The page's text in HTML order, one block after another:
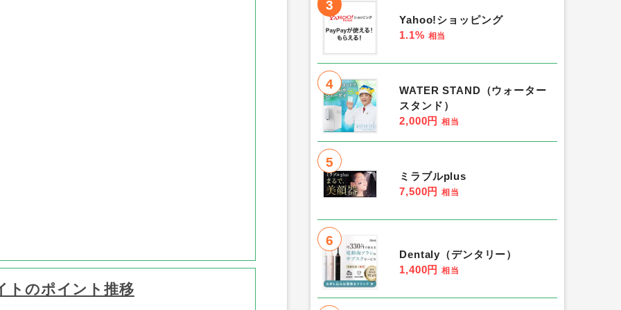
トのポイント推移
3
Yahoo!ショッピング
1.1% 相当
4
WATER STAND（ウォーター
スタンド）
2,000円 相当
5
ミラブルplus
7,500円 相当
6
Dentaly（デンタリー）
1,400円 相当